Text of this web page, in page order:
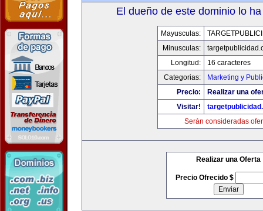
El dueño de este dominio lo
Mayusculas:
Minusculas:
Longitud:
16 caracteres
Categorias:
Marketing y
Precio:
Realizar una
Visitar!
Serán consideradas
Realizar una Oferta
Precio Ofrecido $